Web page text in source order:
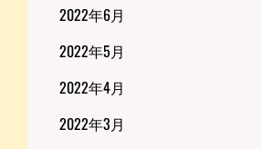
2022年6月
2022年5月
2022年4月
2022年3月